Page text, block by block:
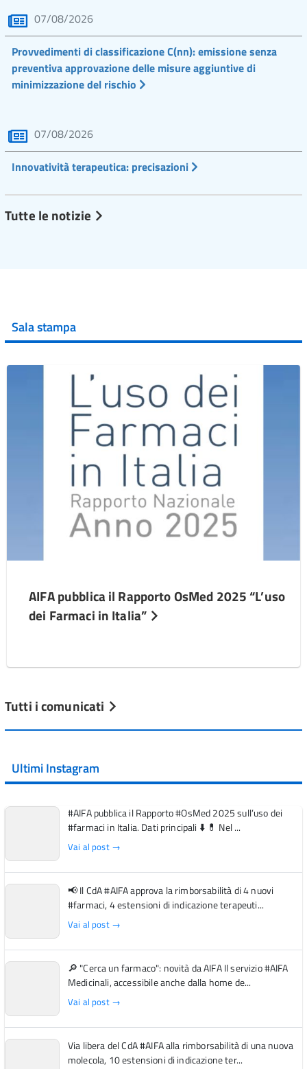
07/08/2026
Provvedimenti di classificazione C(nn): emissione senza
preventiva approvazione delle misure aggiuntive di
minimizzazione del rischio
07/08/2026
Innovatività terapeutica: precisazioni
Tutte le notizie
Sala stampa
AIFA pubblica il Rapporto OsMed 2025 “L’uso
dei Farmaci in Italia”
Tutti i comunicati
Ultimi Instagram
#AIFA pubblica il Rapporto #OsMed 2025 sull’uso dei
#farmaci in Italia. Dati principali ⬇️ 💊 Nel ...
Vai al post →
📢 Il CdA #AIFA approva la rimborsabilità di 4 nuovi
#farmaci, 4 estensioni di indicazione terapeuti...
Vai al post →
🔎 "Cerca un farmaco": novità da AIFA Il servizio #AIFA
Medicinali, accessibile anche dalla home de...
Vai al post →
Via libera del CdA #AIFA alla rimborsabilità di una nuova
molecola, 10 estensioni di indicazione ter...